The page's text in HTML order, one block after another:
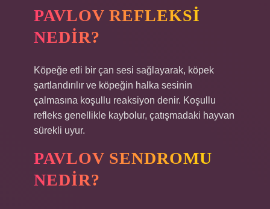
PAVLOV REFLEKSI
NEDIR?
Köpeğe etli bir çan sesi sağlayarak, köpek
şartlandırılır ve köpeğin halka sesinin
çalmasına koşullu reaksiyon denir. Koşullu
refleks genellikle kaybolur, çatışmadaki hayvan
sürekli uyur.
PAVLOV SENDROMU
NEDIR?